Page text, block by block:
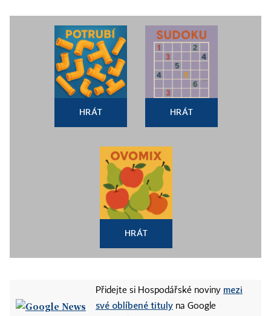
HRÁT HRÁT
HRÁT
Přidejte si Hospodářské noviny mezi
své oblíbené tituly na Google